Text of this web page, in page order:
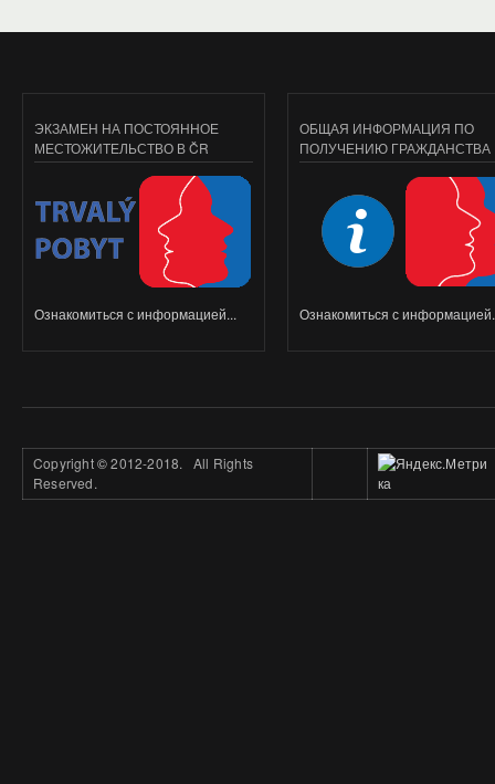
ЭКЗАМЕН НА ПОСТОЯННОЕ
МЕСТОЖИТЕЛЬСТВО В ČR
Ознакомиться с информацией...
ОБЩАЯ ИНФОРМАЦИЯ ПО
ПОЛУЧЕНИЮ ГРАЖДАНСТВА
Ознакомиться с
Copyright©2012-2018. All Rights
Reserved.